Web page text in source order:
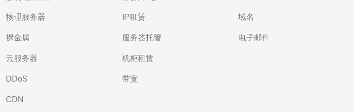
物理服务器
裸金属
云服务器
DDoS
CDN
IP租赁
服务器托管
机柜租赁
带宽
域名
电子邮件